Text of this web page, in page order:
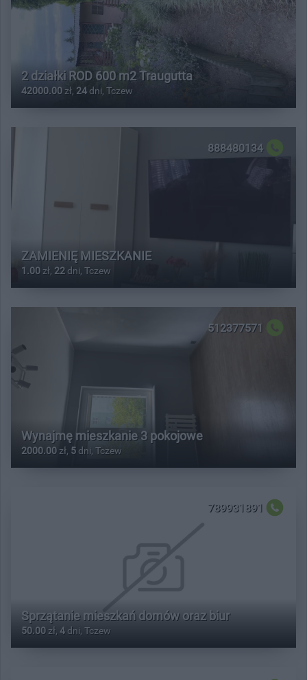
2 działki ROD 600 m2 Traugutta
42000.00 zł, 24 dni, Tczew
888480134
ZAMIENIĘ MIESZKANIE
1.00 zł, 22 dni, Tczew
512377571
Wynajmę mieszkanie 3 pokojowe
2000.00 zł, 5 dni, Tczew
789931891
Sprzątanie mieszkań domów oraz biur
50.00 zł, 4dni, Tczew